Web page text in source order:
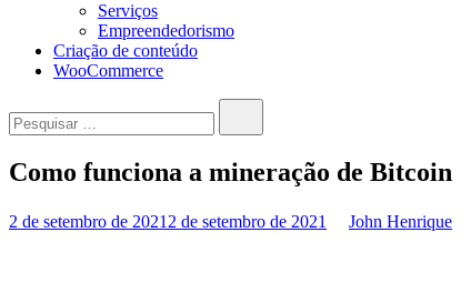
Serviços
Empreendedorismo
Criação de conteúdo
WooCommerce
Como funciona a mineração de Bitcoin
2 de setembro de 2021 2 de setembro de 2021 John Henrique